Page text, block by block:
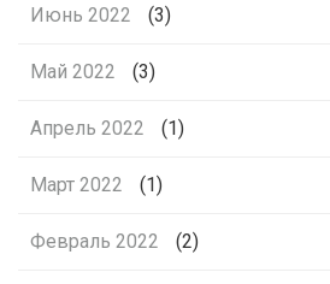
Июнь 2022 (3)
Май 2022 (3)
Апрель 2022 (1)
Март 2022 (1)
Февраль 2022 (2)